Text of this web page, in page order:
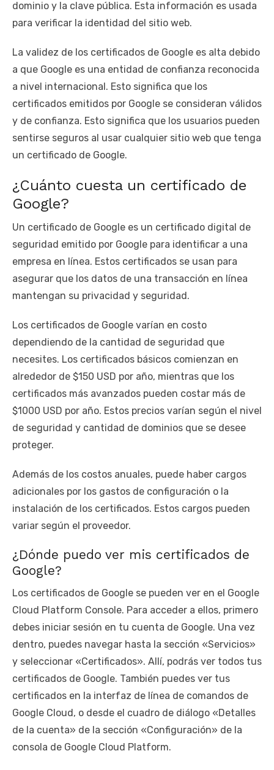
dominio y la clave pública. Esta información es usada
para verificar la identidad del sitio web.
La validez de los certificados de Google es alta debido
a que Google es una entidad de confianza reconocida
a nivel internacional. Esto significa que los
certificados emitidos por Google se consideran válidos
y de confianza. Esto significa que los usuarios pueden
sentirse seguros al usar cualquier sitio web que tenga
un certificado de Google.
¿Cuánto cuesta un certificado de
Google?
Un certificado de Google es un certificado digital de
seguridad emitido por Google para identificar a una
empresa en línea. Estos certificados se usan para
asegurar que los datos de una transacción en línea
mantengan su privacidad y seguridad.
Los certificados de Google varían en costo
dependiendo de la cantidad de seguridad que
necesites. Los certificados básicos comienzan en
alrededor de $150 USD por año, mientras que los
certificados más avanzados pueden costar más de
$1000 USD por año. Estos precios varían según el nivel
de seguridad y cantidad de dominios que se desee
proteger.
Además de los costos anuales, puede haber cargos
adicionales por los gastos de configuración o la
instalación de los certificados. Estos cargos pueden
variar según el proveedor.
¿Dónde puedo ver mis certificados de
Google?
Los certificados de Google se pueden ver en el Google
Cloud Platform Console. Para acceder a ellos, primero
debes iniciar sesión en tu cuenta de Google. Una vez
dentro, puedes navegar hasta la sección «Servicios»
y seleccionar «Certificados». Allí, podrás ver todos tus
certificados de Google. También puedes ver tus
certificados en la interfaz de línea de comandos de
Google Cloud, o desde el cuadro de diálogo «Detalles
de la cuenta» de la sección «Configuración» de la
consola de Google Cloud Platform.